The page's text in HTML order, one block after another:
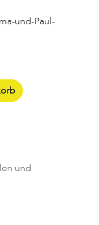
und-Paul-
und